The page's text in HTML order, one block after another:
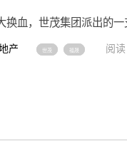
换血，世茂集团派出的
产 世茂 福晟 阅